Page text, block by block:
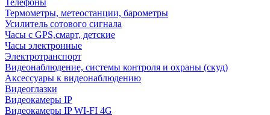
Телефоны
Термометры, метеостанции, барометры
Усилитель сотового сигнала
Часы с GPS,смарт, детские
Часы электронные
Электротранспорт
Видеонаблюдение, системы контроля и охраны (скуд)
Аксессуары к видеонаблюдению
Видеоглазки
Видеокамеры IP
Видеокамеры IP WI-FI 4G